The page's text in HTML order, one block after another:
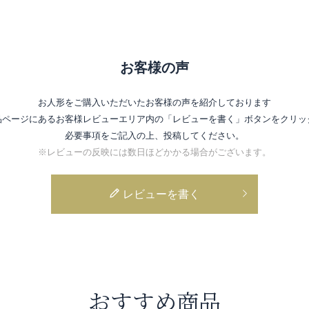
お客様の声
お人形をご購入いただいたお客様の声を紹介しております
ージにあるお客様レビューエリア内の 「レビューを書く」ボタンをクリ
必要事項をご記入の上、投稿してください。
※レビューの反映には数日ほどかかる場合がございます。
レビューを書く
おすすめ商品